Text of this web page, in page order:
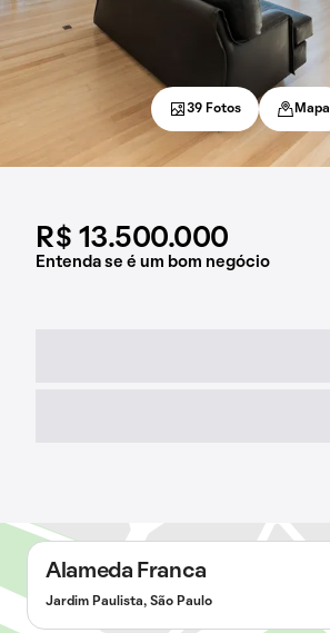
R$ 13.500.000
Entenda se é um bom negócio
39 Fotos Mapa
Alameda Franca
Jardim Paulista, São Paulo